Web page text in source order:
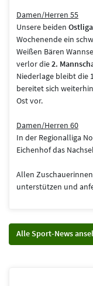
Damen/Herren 55
Unsere beiden
Wochenende ein
Weißen Bären
verlor die2.
Niederlage bleibt die
bereitet sich
Ost vor.
Damen/Herren 60
In der Regionalliga
Eichenhof das
Allen
unterstützen und
Alle Sport-News